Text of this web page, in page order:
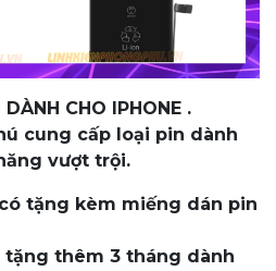
DÀNH CHO IPHONE .
cung cấp loại pin dành
vượt trội.
tặng kèm miếng dán pin
tặng thêm 3 tháng dành